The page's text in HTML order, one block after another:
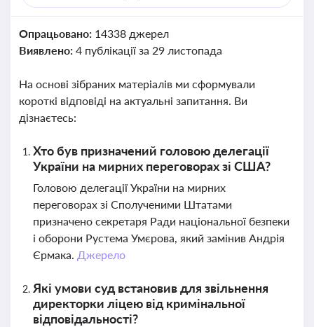
Опрацьовано: 14338 джерел
Виявлено: 4 публікації за 29 листопада
На основі зібраних матеріалів ми сформували
короткі відповіді на актуальні запитання. Ви
дізнаєтесь:
Хто був призначений головою делегації
України на мирних переговорах зі США?
Головою делегації України на мирних
переговорах зі Сполученими Штатами
призначено секретаря Ради національної безпеки
і оборони Рустема Умєрова, який замінив Андрія
Єрмака. Джерело
Які умови суд встановив для звільнення
директорки ліцею від кримінальної
відповідальності?